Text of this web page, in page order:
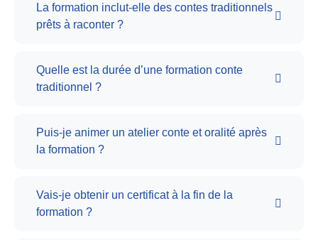
La formation inclut-elle des contes traditionnels
prêts à raconter ?
Quelle est la durée d’une formation conte
traditionnel ?
Puis-je animer un atelier conte et oralité après
la formation ?
Vais-je obtenir un certificat à la fin de la
formation ?